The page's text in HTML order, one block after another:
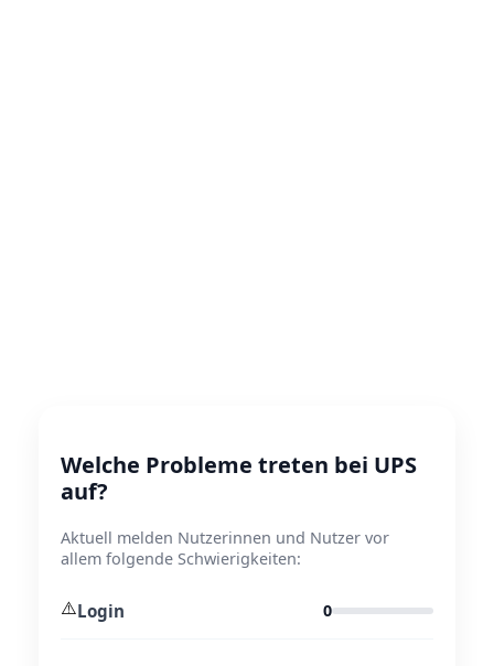
Welche Probleme treten bei UPS
auf?
Aktuell melden Nutzerinnen und Nutzer vor
allem folgende Schwierigkeiten:
⚠️Login 0